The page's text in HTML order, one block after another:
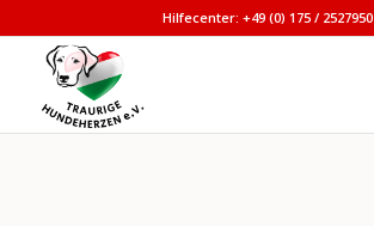
Hilfecenter: +49 (0) 175 / 2527950